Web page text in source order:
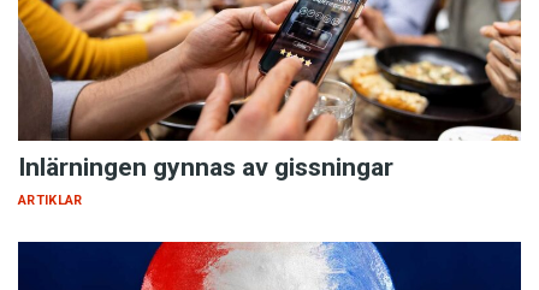
Inlärningen gynnas av gissningar
ARTIKLAR